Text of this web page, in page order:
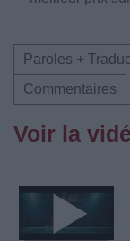
Paroles +
Commentaires
Voir la